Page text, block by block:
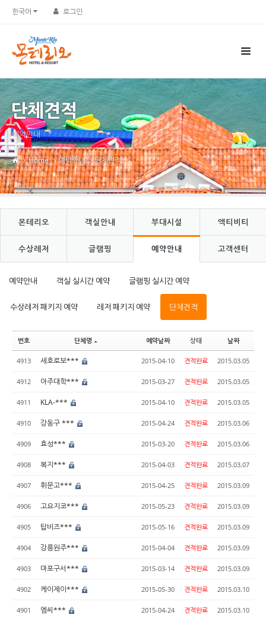
한국어 로그인
단체견적
예약안내
Home 예약안내 단체견적
몬테리오 객실안내 부대시설 액티비티
수상레저 글램핑 예약안내 고객센터
예약안내 객실 실시간 예약 글램핑 실시간 예약
수상레저 패키지 예약 레저 패키지 예약 단체견적
번호 단체명 예약날짜 상태 날짜
4913 세호로보*** 2015-04-10 견적완료 2015.03.05
4912 아주대학*** 2015-03-27 견적완료 2015.03.05
4911 KLA-*** 2015-04-10 견적완료 2015.03.05
4910 강동구 *** 2015-04-24 견적완료 2015.03.06
4909 효성*** 2015-03-20 견적완료 2015.03.06
4908 복지*** 2015-04-03 견적완료 2015.03.07
4907 휘문고*** 2015-04-25 견적완료 2015.03.09
4906 고요지코*** 2015-05-23 견적완료 2015.03.09
4905 탑비즈*** 2015-05-16 견적완료 2015.03.09
4904 강릉원주*** 2015-04-04 견적완료 2015.03.09
4903 마포구서*** 2015-03-14 견적완료 2015.03.09
4902 케이제이*** 2015-05-30 견적완료 2015.03.10
4901 엠씨*** 2015-04-24 견적완료 2015.03.10
Sketchbook5, 스케치북5